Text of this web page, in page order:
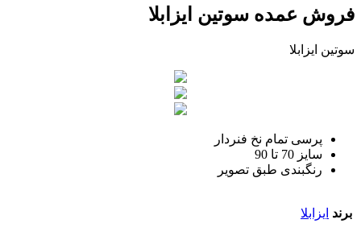
فروش عمده سوتین ایزابلا
سوتین ایزابلا
پرسی تمام نخ فنردار
سایز 70 تا 90
رنگبندی طبق تصویر
برند ایزابلا